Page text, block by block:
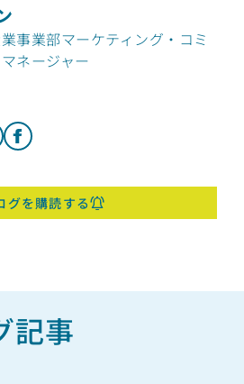
事業部マーケティング・コミ
ネージャー
グを購読する
記事